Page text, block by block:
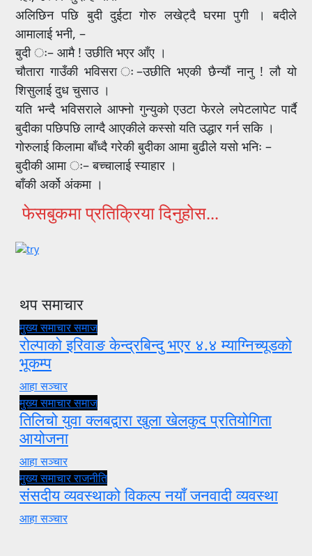
अलिछिन पछि बुदी दुईटा गोरु लखेट्दै घरमा पुगी । बदीले
आमालाई भनी, –
बुदी ः– आमै ! उछीति भएर आँए ।
चौतारा गाउँकी भविसरा ः–उछीति भएकी छैन्यौं नानु ! लौ यो
शिसुलाई दुध चुसाउ ।
यति भन्दै भविसराले आफ्नो गुन्युको एउटा फेरले लपेटलापेट पार्दै
बुदीका पछिपछि लाग्दै आएकीले कस्सो यति उद्धार गर्न सकि ।
गोरुलाई किलामा बाँध्दै गरेकी बुदीका आमा बुढीले यसो भनिः –
बुदीकी आमा ः– बच्चालाई स्याहार ।
बाँकी अर्को अंकमा ।
फेसबुकमा प्रतिक्रिया दिनुहोस...
थप समाचार
मुख्य समाचारसमाज
रोल्पाको इरिवाङ केन्द्रबिन्दु भएर ४.४ म्याग्निच्यूडको
भूकम्प
आहा सञ्चार
मुख्य समाचारसमाज
तिलिचो युवा क्लबद्वारा खुला खेलकुद प्रतियोगिता
आयोजना
आहा सञ्चार
मुख्य समाचारराजनीति
संसदीय व्यवस्थाको विकल्प नयाँ जनवादी व्यवस्था
आहा सञ्चार